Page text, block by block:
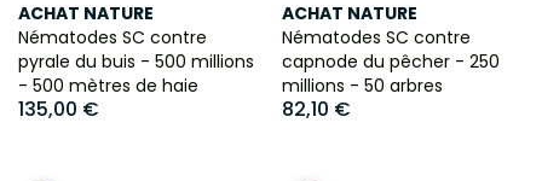
ACHAT NATURE
Nématodes SC contre
pyrale du buis - 500 millions
- 500 mètres de haie
135,00 €
ACHAT NATURE
Nématodes SC contre
capnode du pêcher - 250
millions - 50 arbres
82,10 €